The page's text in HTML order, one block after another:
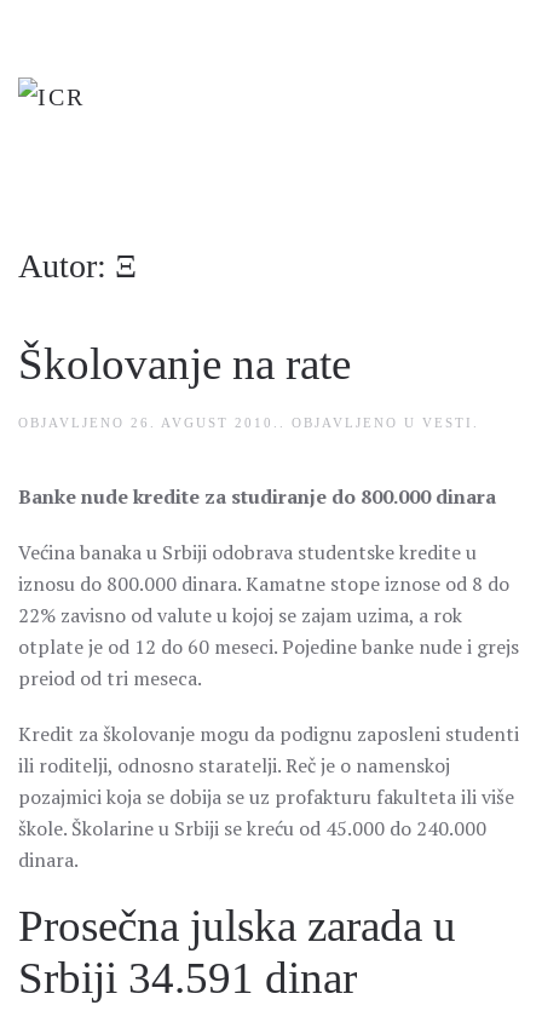
to
Autor: Ξ
Školovanje na rate
OBJAVLJENO 26. AVGUST 2010. . OBJAVLJENO U VESTI
Banke nude kredite za studiranje do 800.000 dinara
Većina banaka u Srbiji odobrava studentske kredite u
iznosu do 800.000 dinara. Kamatne stope iznose od 8 do
22% zavisno od valute u kojoj se zajam uzima, a rok
otplate je od 12 do 60 meseci. Pojedine banke nude i grejs
preiod od tri meseca.
Kredit za školovanje mogu da podignu zaposleni studenti
ili roditelji, odnosno staratelji. Reč je o namenskoj
pozajmici koja se dobija se uz profakturu fakulteta ili više
škole. Školarine u Srbiji se kreću od 45.000 do 240.000
dinara.
Prosečna julska zarada u
Srbiji 34.591 dinar